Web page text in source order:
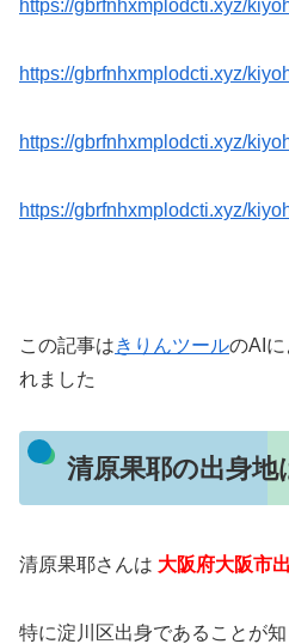
https://gbrfnhxmplodcti.xyz/
https://gbrfnhxmplodcti.xyz/
https://gbrfnhxmplodcti.xyz/
https://gbrfnhxmplodcti.xyz/
この記事はきりんツールのAI
れました
清原果耶の出身地
清原果耶さんは 大阪府大阪市
特に淀川区出身であることが